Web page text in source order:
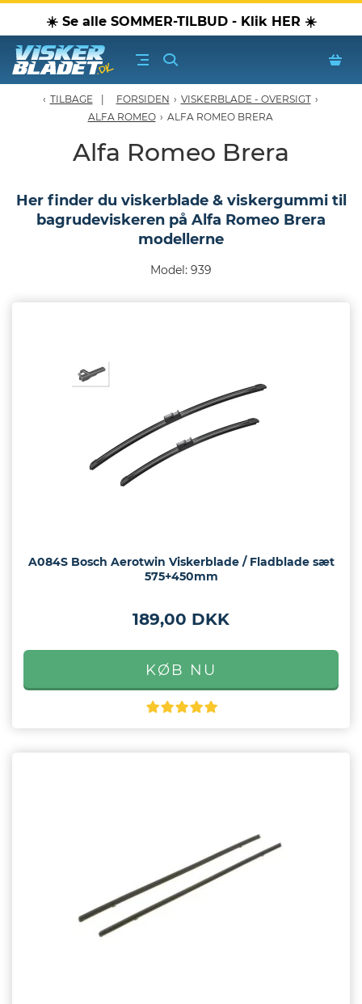
☀️ Se alle SOMMER-TILBUD - Klik HER ☀️
- Oversigt
olier & spray
TILBAGE FORSIDEN › VISKERBLADE - OVERSIGT ›
ALFA ROMEO › ALFA ROMEO BRERA
Alfa Romeo Brera
Her finder du viskerblade & viskergummi til
bagrudeviskeren på Alfa Romeo Brera
modellerne
Model: 939
A084S Bosch Aerotwin Viskerblade / Fladblade sæt
575+450mm
189,00 DKK